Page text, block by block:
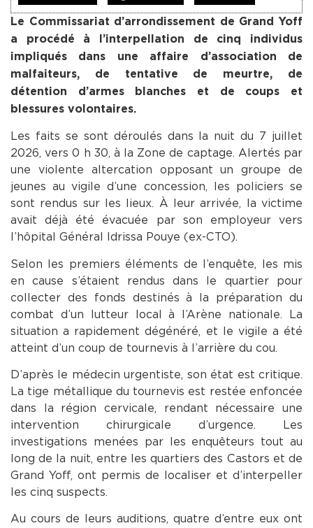
Le Commissariat d’arrondissement de Grand Yoff
a procédé à l’interpellation de cinq individus
impliqués dans une affaire d’association de
malfaiteurs, de tentative de meurtre, de
détention d’armes blanches et de coups et
blessures volontaires.
Les faits se sont déroulés dans la nuit du 7 juillet
2026, vers 0 h 30, à la Zone de captage. Alertés par
une violente altercation opposant un groupe de
jeunes au vigile d’une concession, les policiers se
sont rendus sur les lieux. À leur arrivée, la victime
avait déjà été évacuée par son employeur vers
l’hôpital Général Idrissa Pouye (ex-CTO).
Selon les premiers éléments de l’enquête, les mis
en cause s’étaient rendus dans le quartier pour
collecter des fonds destinés à la préparation du
combat d’un lutteur local à l’Arène nationale. La
situation a rapidement dégénéré, et le vigile a été
atteint d’un coup de tournevis à l’arrière du cou.
D’après le médecin urgentiste, son état est critique.
La tige métallique du tournevis est restée enfoncée
dans la région cervicale, rendant nécessaire une
intervention chirurgicale d’urgence. Les
investigations menées par les enquêteurs tout au
long de la nuit, entre les quartiers des Castors et de
Grand Yoff, ont permis de localiser et d’interpeller
les cinq suspects.
Au cours de leurs auditions, quatre d’entre eux ont